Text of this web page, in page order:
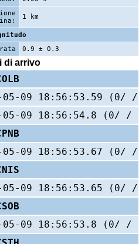
1 km
0.9 ± 0.3
di arrivo
05-09 18:56:53.59 (0/
05-09 18:56:54.8 (0/ /
05-09 18:56:53.67 (0/
05-09 18:56:53.65 (0/
05-09 18:56:53.8 (0/ /